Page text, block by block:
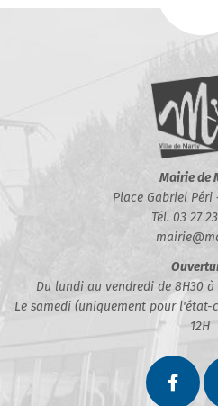
Mairie de
Place Gabriel Péri
Tél. 03 27
Du lundi au vendredi de 8H30 à
Le samedi (uniquement pour
12H